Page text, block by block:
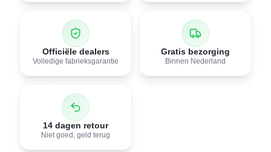
Officiële dealers
Volledige fabrieksgarantie
Gratis bezorging
Binnen Nederland
14 dagen retour
Niet goed, geld terug